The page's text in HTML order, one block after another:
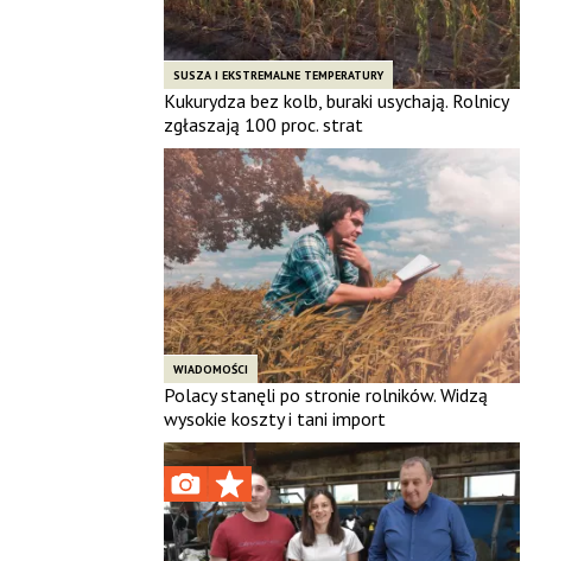
SUSZA I EKSTREMALNE TEMPERATURY
Kukurydza bez kolb, buraki usychają. Rolnicy
zgłaszają 100 proc. strat
WIADOMOŚCI
Polacy stanęli po stronie rolników. Widzą
wysokie koszty i tani import